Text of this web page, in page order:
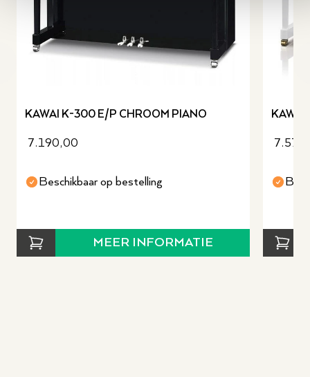
KAWAI K-300 E/P CHROOM PIANO
7.190,00
Beschikbaar op bestelling
MEER INFORMATIE